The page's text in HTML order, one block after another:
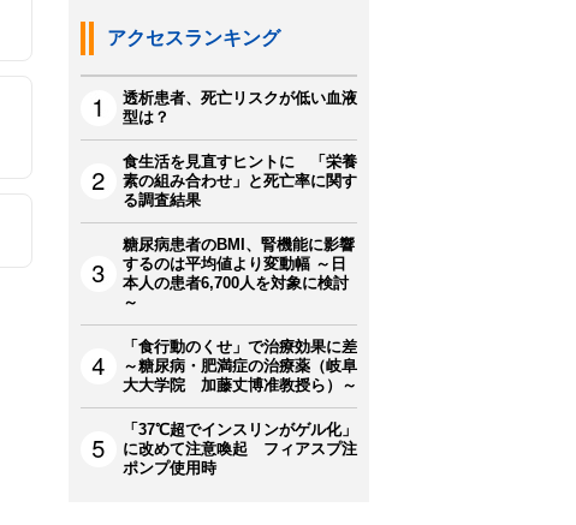
アクセスランキング
透析患者、死亡リスクが低い血液
型は？
食生活を見直すヒントに 「栄養
素の組み合わせ」と死亡率に関す
る調査結果
糖尿病患者のBMI、腎機能に影響
するのは平均値より変動幅 ～日
本人の患者6,700人を対象に検討
～
「食行動のくせ」で治療効果に差
～糖尿病・肥満症の治療薬（岐阜
大大学院 加藤丈博准教授ら）～
「37℃超でインスリンがゲル化」
に改めて注意喚起 フィアスプ注
ポンプ使用時